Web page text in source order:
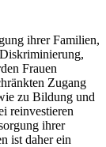
ihrer Familien,
Frauen
Zugang
zu Bildung und
reinvestieren
ihrer
ist daher ein